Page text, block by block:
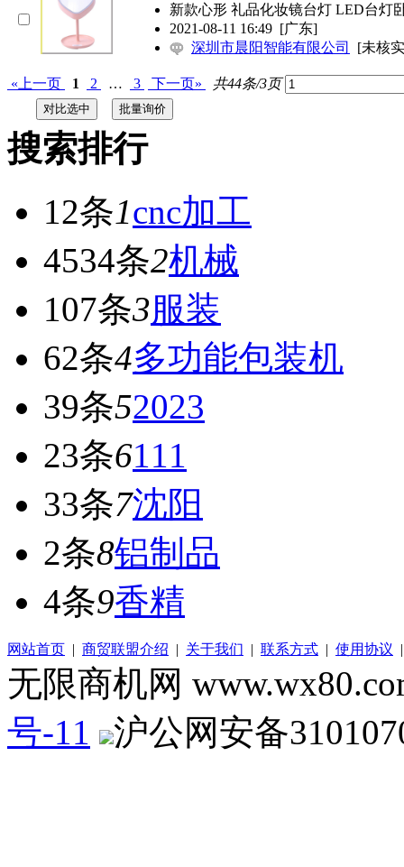
新款心形 礼品化妆镜台灯 LED台灯
2021-08-11 16:49 [广东]
深圳市晨阳智能有限公司
[未核
«上一页 1 2 … 3 下一页» 共44条/3页
搜索排行
12条1cnc加工
4534条2机械
107条3服装
62条4多功能包装机
39条52023
23条6111
33条7沈阳
2条8铝制品
4条9香精
网站首页 | 商贸联盟介绍 | 关于我们 | 联系方式 | 使用协议
无限商机网
号-11
沪公网安备